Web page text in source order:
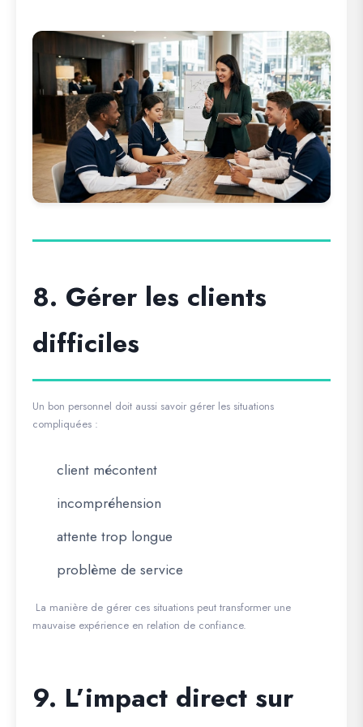
8. Gérer les clients
difficiles
Un bon personnel doit aussi savoir gérer les situations
compliquées :
client mécontent
incompréhension
attente trop longue
problème de service
La manière de gérer ces situations peut transformer une
mauvaise expérience en relation de confiance.
9. L’impact direct sur